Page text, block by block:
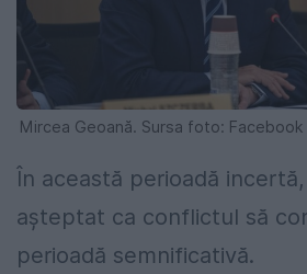
Mircea Geoană. Sursa foto: Facebook
În această perioadă
așteptat ca conflictul să
perioadă semnificativă.